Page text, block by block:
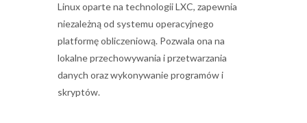
Linux oparte na technologii LXC, zapewnia
niezależną od systemu operacyjnego
platformę obliczeniową. Pozwala ona na
lokalne przechowywania i przetwarzania
danych oraz wykonywanie programów i
skryptów.